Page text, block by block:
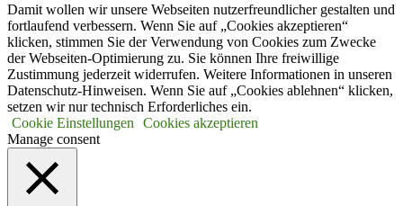
Damit wollen wir unsere Webseiten nutzerfreundlicher gestalten und
fortlaufend verbessern. Wenn Sie auf „Cookies akzeptieren“
klicken, stimmen Sie der Verwendung von Cookies zum Zwecke
der Webseiten-Optimierung zu. Sie können Ihre freiwillige
Zustimmung jederzeit widerrufen. Weitere Informationen in unseren
Datenschutz-Hinweisen. Wenn Sie auf „Cookies ablehnen“ klicken,
setzen wir nur technisch Erforderliches ein.
Cookie Einstellungen
Cookies akzeptieren
Manage consent